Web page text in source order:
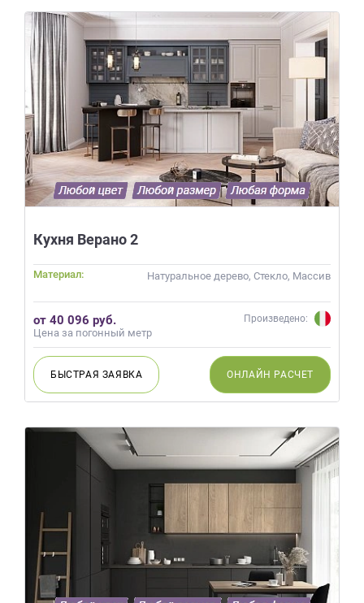
Кухня Верано 2
Материал: Натуральное дерево, Стекло, Массив
от 40 096 руб.
Цена за погонный метр
Произведено:
БЫСТРАЯ ЗАЯВКА ОНЛАЙН РАСЧЕТ